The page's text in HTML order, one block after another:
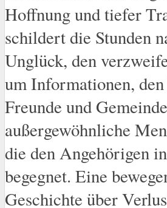
Hoffnung und tiefer
schildert die Stunden
Unglück, den
um Informationen,
Freunde und
außergewöhnliche
die den Angehörigen
begegnet. Eine
Geschichte über